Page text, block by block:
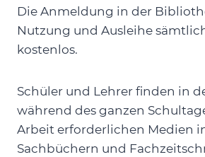
Die Anmeldung in der
Nutzung und Ausleihe
kostenlos.
Schüler und Lehrer finden in
während des ganzen
Arbeit erforderlichen Medien
Sachbüchern und